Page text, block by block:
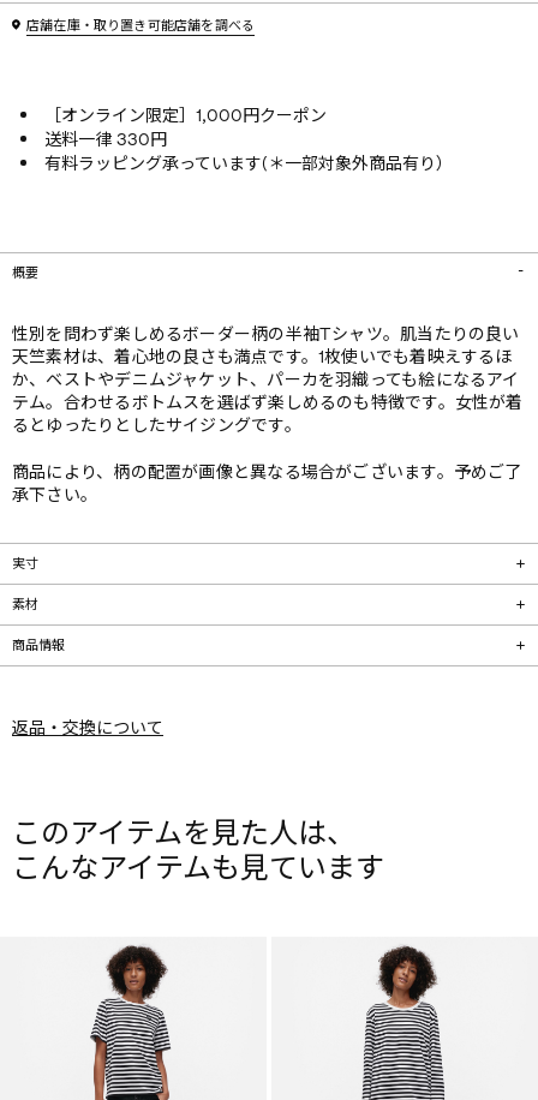
店舗在庫・取り置き可能店舗を調べる
［オンライン限定］1,000円クーポン
送料一律 330円
有料ラッピング承っています(＊一部対象外商品有り）
概要
性別を問わず楽しめるボーダー柄の半袖Tシャツ。肌当たりの良い
天竺素材は、着心地の良さも満点です。1枚使いでも着映えするほ
か、ベストやデニムジャケット、パーカを羽織っても絵になるアイ
テム。合わせるボトムスを選ばず楽しめるのも特徴です。女性が着
るとゆったりとしたサイジングです。
商品により、柄の配置が画像と異なる場合がございます。予めご了
承下さい。
実寸
素材
商品情報
返品・交換について
このアイテムを見た人は、
こんなアイテムも見ています